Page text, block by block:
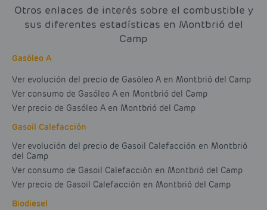
Otros enlaces de interés sobre el combustible y
sus diferentes estadísticas en Montbrió del
Camp
Gasóleo A
Ver evolución del precio de Gasóleo A en Montbrió del Camp
Ver consumo de Gasóleo A en Montbrió del Camp
Ver precio de Gasóleo A en Montbrió del Camp
Gasoil Calefacción
Ver evolución del precio de Gasoil Calefacción en Montbrió
del Camp
Ver consumo de Gasoil Calefacción en Montbrió del Camp
Ver precio de Gasoil Calefacción en Montbrió del Camp
Biodiesel